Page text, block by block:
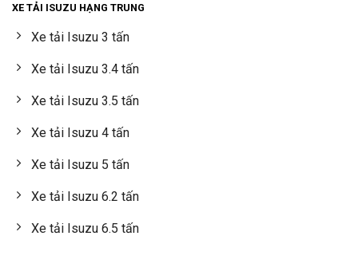
XE TẢI ISUZU HẠNG TRUNG
Xe tải Isuzu 3 tấn
Xe tải Isuzu 3.4 tấn
Xe tải Isuzu 3.5 tấn
Xe tải Isuzu 4 tấn
Xe tải Isuzu 5 tấn
Xe tải Isuzu 6.2 tấn
Xe tải Isuzu 6.5 tấn